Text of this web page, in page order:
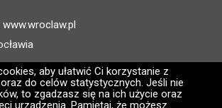
aby ułatwić Ci korzystanie z
do celów statystycznych. Jeśli nie
to zgadzasz się na ich użycie oraz
urządzenia. Pamiętaj, że możesz
Wrocław
jest: ARAW